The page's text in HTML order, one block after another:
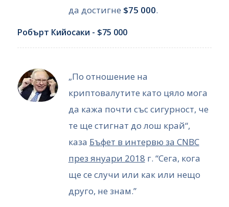
да достигне $75 000.
Робърт Кийосаки - $75 000
„По отношение на
криптовалутите като цяло мога
да кажа почти със сигурност, че
те ще стигнат до лош край“,
каза Бъфет в интервю за CNBC
през януари 2018 г. “Сега, кога
ще се случи или как или нещо
друго, не знам.”